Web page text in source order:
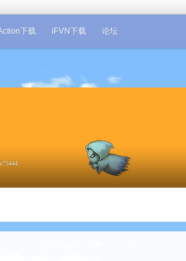
下载 iFVN下载 论坛
?3444